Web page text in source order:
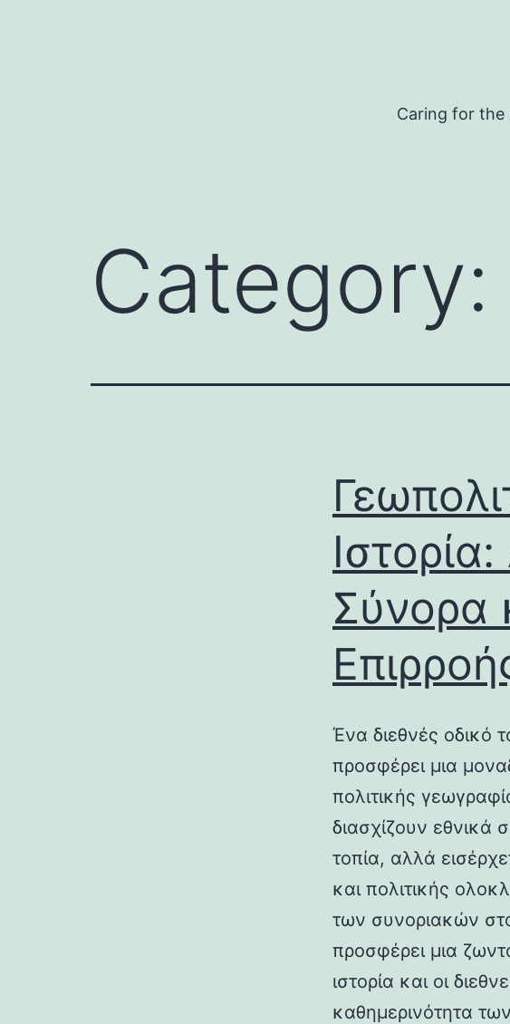
Caring for the
Category:
Σύνορα
Ένα διεθνές οδικό
προσφέρει μια
πολιτικής
διασχίζουν εθνικά
τοπία, αλλά
και πολιτικής
των συνοριακών
προσφέρει μια
ιστορία και οι
καθημερινότητα